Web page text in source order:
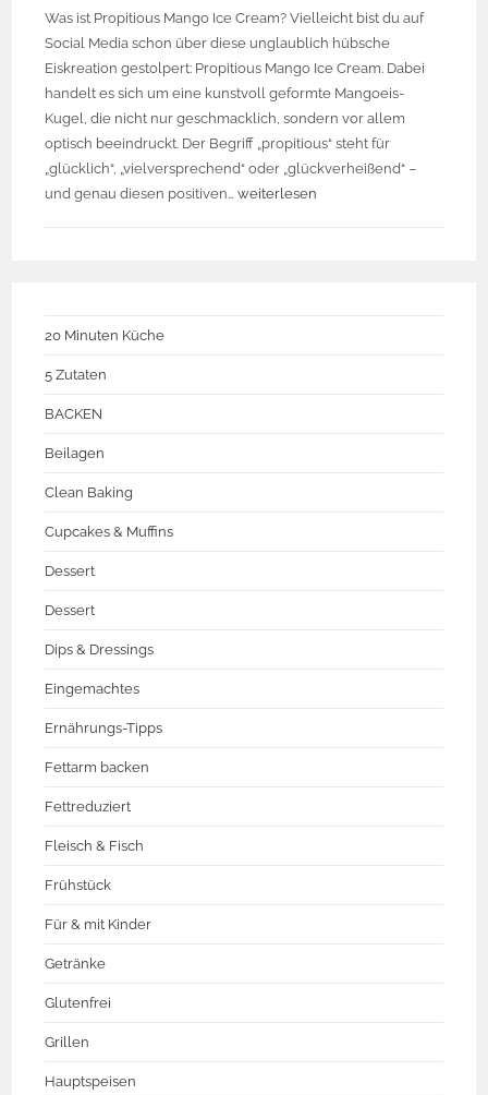
Was ist Propitious Mango Ice Cream? Vielleicht bist du auf
Social Media schon über diese unglaublich hübsche
Eiskreation gestolpert: Propitious Mango Ice Cream. Dabei
handelt es sich um eine kunstvoll geformte Mangoeis-
Kugel, die nicht nur geschmacklich, sondern vor allem
optisch beeindruckt. Der Begriff „propitious“ steht für
„glücklich“, „vielversprechend“ oder „glückverheißend“ –
und genau diesen positiven…weiterlesen
20 Minuten Küche
5 Zutaten
BACKEN
Beilagen
Clean Baking
Cupcakes & Muffins
Dessert
Dessert
Dips & Dressings
Eingemachtes
Ernährungs-Tipps
Fettarm backen
Fettreduziert
Fleisch & Fisch
Frühstück
Für & mit Kinder
Getränke
Glutenfrei
Grillen
Hauptspeisen